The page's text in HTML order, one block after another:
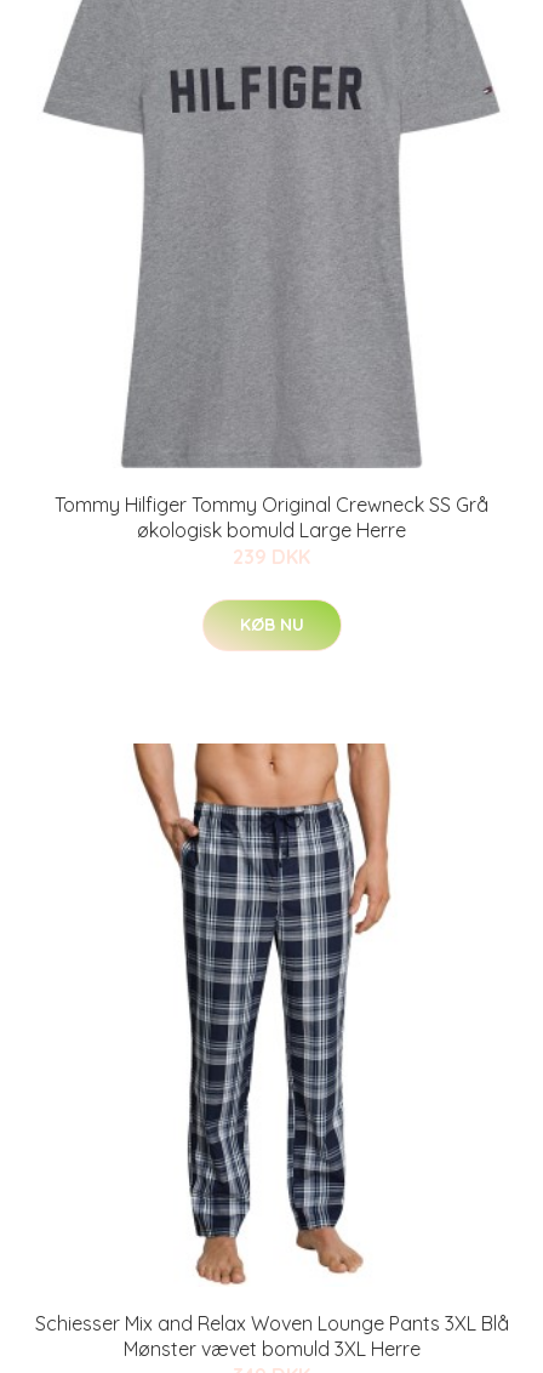
Tommy Hilfiger Tommy Original Crewneck SS Grå
økologisk bomuld Large Herre
239 DKK
KØB NU
Schiesser Mix and Relax Woven Lounge Pants 3XL Blå
Mønster vævet bomuld 3XL Herre